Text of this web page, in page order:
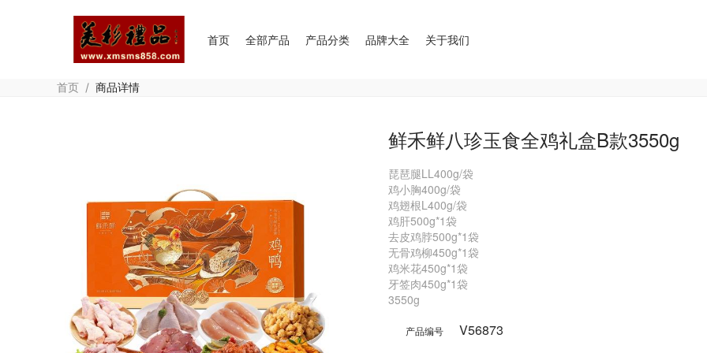
首页 全部产品 产品分类 品牌大全 关于我们
首页 / 商品详情
鲜禾鲜八珍玉食全鸡礼盒B款3550g
琵琶腿LL400g/袋
鸡小胸400g/袋
鸡翅根L400g/袋
鸡肝500g*1袋
去皮鸡脖500g*1袋
无骨鸡柳450g*1袋
鸡米花450g*1袋
牙签肉450g*1袋
3550g
产品编号
V56873